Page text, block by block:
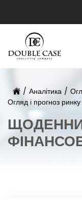
/ Аналітика /
Огляд і прогноз ринку